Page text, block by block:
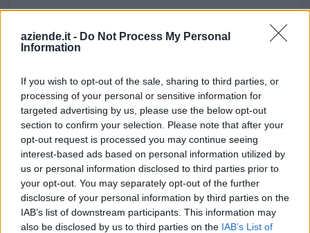
aziende.it - Do Not Process My Personal
Information
If you wish to opt-out of the sale, sharing to third parties, or
processing of your personal or sensitive information for
targeted advertising by us, please use the below opt-out
section to confirm your selection. Please note that after your
opt-out request is processed you may continue seeing
interest-based ads based on personal information utilized by
us or personal information disclosed to third parties prior to
your opt-out. You may separately opt-out of the further
disclosure of your personal information by third parties on the
IAB’s list of downstream participants. This information may
also be disclosed by us to third parties on the IAB’s List of
Aiuti di Stato e contributi pubblici
per un totale di 1.025.562 euro (2020–2023).
2023-05-05
SA.57496 (2021/N) – Italy – Broadband vouchers
for SMEs
INFRATEL ITALIA S.P.A.
300 euro
2023-04-08
esenzioni fiscali e crediti d'imposta adottati a